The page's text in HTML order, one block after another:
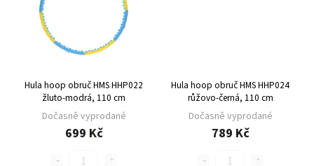
Hula hoop obruč HMS HHP022
žluto-modrá, 110 cm
Dočasně vyprodané
699 Kč
Hula hoop obruč HMS HHP024
růžovo-černá, 110 cm
Dočasně vyprodané
789 Kč